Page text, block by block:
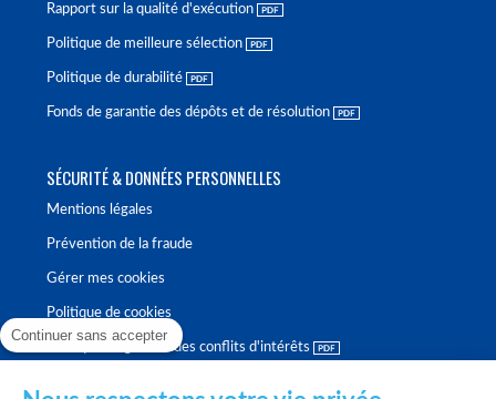
Rapport sur la qualité d'exécution
Politique de meilleure sélection
Politique de durabilité
Fonds de garantie des dépôts et de résolution
SÉCURITÉ & DONNÉES PERSONNELLES
Mentions légales
Prévention de la fraude
Gérer mes cookies
Politique de cookies
Politique de gestion des conflits d'intérêts
Continuer sans accepter